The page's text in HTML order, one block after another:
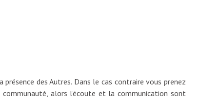
des Autres. Dans le cas contraire vous prenez
communauté, alors l’écoute et la communication sont